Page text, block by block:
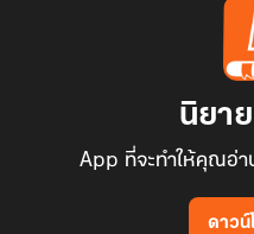
นิยา
App ที่จะทำให้คุณอ่า
ดาวน์